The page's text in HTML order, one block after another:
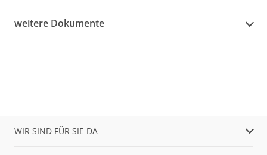
weitere Dokumente
WIR SIND FÜR SIE DA